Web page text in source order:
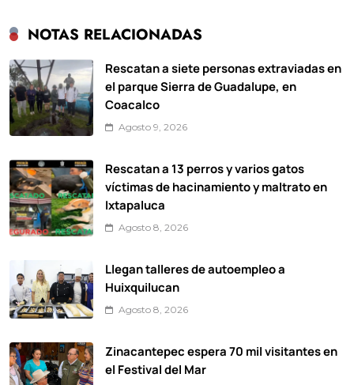
NOTAS RELACIONADAS
Rescatan a siete personas extraviadas en
el parque Sierra de Guadalupe, en
Coacalco
Agosto 9, 2026
Rescatan a 13 perros y varios gatos
víctimas de hacinamiento y maltrato en
Ixtapaluca
Agosto 8, 2026
Llegan talleres de autoempleo a
Huixquilucan
Agosto 8, 2026
Zinacantepec espera 70 mil visitantes en
el Festival del Mar